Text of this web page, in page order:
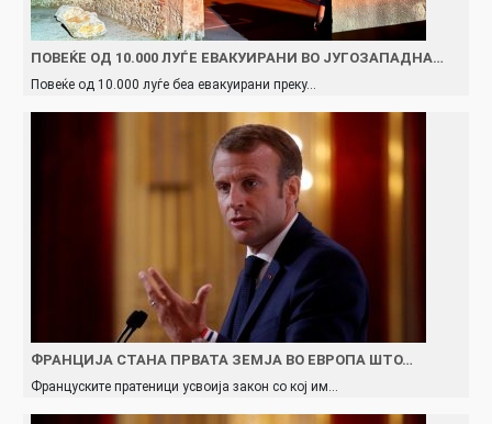
ПОВЕЌЕ ОД 10.000 ЛУЃЕ ЕВАКУИРАНИ ВО ЈУГОЗАПАДНА…
Повеќе од 10.000 луѓе беа евакуирани преку…
ФРАНЦИЈА СТАНА ПРВАТА ЗЕМЈА ВО ЕВРОПА ШТО…
Француските пратеници усвоија закон со кој им…